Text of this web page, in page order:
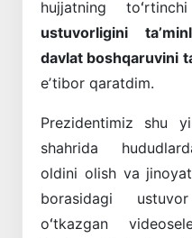
hujjatning
ustuvorligini
davlat boshqaruvini
eʼtibor qaratdim.
Prezidentimiz shu
shahrida
oldini olish va
borasidagi
oʻtkazgan